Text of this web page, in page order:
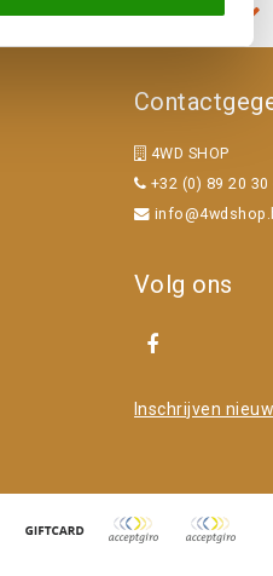
door heel Europa
4WD SHOP
+32 (0) 89 20 30
Volg ons
Inschrijven